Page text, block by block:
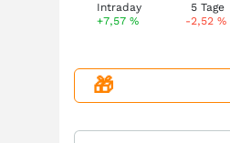
+7,57 % -2,52 %
🎁